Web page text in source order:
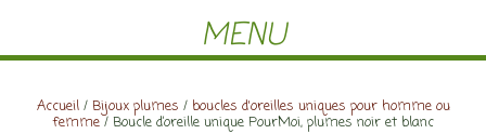
MENU
Accueil/ Bijoux plumes / boucles d'oreilles uniques pour homme ou
femme/ Boucle d’oreille unique PourMoi, plumes noir et blanc